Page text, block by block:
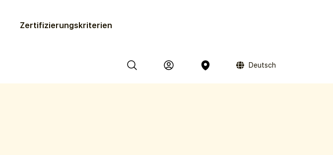
Zertifizierungs­kriterien
Deutsch